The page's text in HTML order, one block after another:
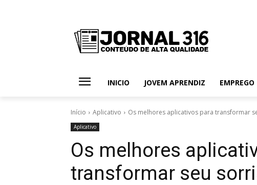
INICIO JOVEM APRENDIZ EMPREGO
Início Aplicativo Os melhores aplicativos para transformar
Aplicativo
Os melhores
transformar seu